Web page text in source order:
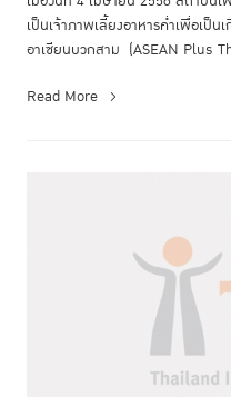
เป็นเจ้าภาพเลี้ยงอาหารค่ำเพื่อเป็
อาเซียนบวกสาม (ASEAN Plus
Read More